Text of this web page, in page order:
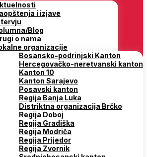
i izjave
Blog
o nama
organizacije
Bosansko-podrinjski Kanton
Hercegovačko-neretvanski kanton
Kanton 10
Kanton Sarajevo
Posavski kanton
Regija Banja Luka
Distriktna organizacija Brčko
Regija Doboj
Regija Gradiška
Regija Modriča
Regija Prijedor
Regija Zvornik